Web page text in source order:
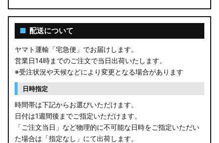
AGL10W RX450h
USF/UVF4# LS600h
JF5/6 N-BOX カスタム
MK94S/MK54S スペーシア / カスタム
ZCEDS/ZDEDS/ZCDDS/ZDDDS スイフト
AZSH36W/AZSH37W クラウンスポーツ
■ 配送について
ヤマト運輸「宅急便」でお届けします。
営業日14時までのご注文で当日出荷いたします。
※受注状況や天候などにより変更となる場合があります
日時指定
時間帯は下記からお選びいただけます。
日付は1週間後までご指定いただけます。
「ご注文当日」など物理的に不可能な日時をご指定いただい
た場合は「指定なし」にて出荷します。